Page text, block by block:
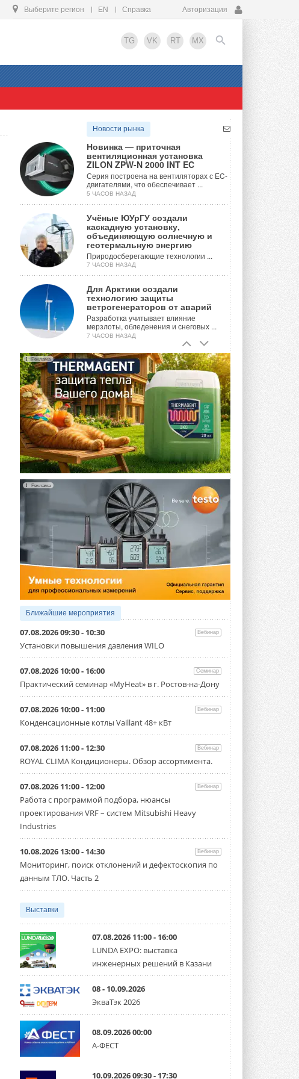
Выберите регион EN Справка Авторизация
TG VK RT MX
EN
Новости рынка
Новинка — приточная
вентиляционная установка
ZILON ZPW-N 2000 INT EC
Серия построена на вентиляторах с EC-
двигателями, что обеспечивает ...
5 ЧАСОВ НАЗАД
Учёные ЮУрГУ создали
каскадную установку,
объединяющую солнечную и
геотермальную энергию
Природосберегающие технологии ...
7 ЧАСОВ НАЗАД
Для Арктики создали
технологию защиты
ветрогенераторов от аварий
Разработка учитывает влияние
мерзлоты, обледенения и снеговых ...
7 ЧАСОВ НАЗАД
Гибридный тепловой насос PV/T
с одним общим испарителем
Исследователи предложили
конструкцию двухисточникового ...
ВЧЕРА
21-й ежегодный форум
«ЦОД-2026»
Мероприятие пройдет 2-3 сентября в
отеле Radisson Slavyanskaya. Форум
посетит более двух тысяч участников ...
ВЧЕРА
Китайская Shenling представила
линейку тепловых насосов
«воздух-вода» на R290
Серия ThermaX R290 All-In-One
включает три модели ...
4 АВГУСТА 2026
Тепловые насосы в связке с
солнечной генерацией и
накопителем снижают
потребление на 60%
Исследователи из Италии установили ...
4 АВГУСТА 2026
«РУСКЛИМАТ Fest 2026» в Уфе
собрал свыше 700 профи
климатической отрасли
Организатором выступил торгово-
производственный холдинг ...
3 АВГУСТА 2026
«Датарк» испытал модульный
ЦОД с плотностью 54 кВт на
стойку
Испытания прошли на собственной
производственной площадке и были ...
3 АВГУСТА 2026
Samsung выпускает VRF-
систему DVM на R32
Линейка включает семь типоразмеров
производительностью от 22,4 до 56 кВт.
«СиСофт Девелопмент» подвел
итоги конкурса студенческих
проектов «ТИМ-лидеры 2026»
«Русклимат» укрепляет
партнёрство за Уралом
Президент Омского землячества в
Москве Михаил Тимошенко посетил
Омск с трёхдневным рабочим визитом ...
31 ИЮЛЯ 2026
Carrier модернизирует
флагманский чиллер AquaEdge
19XR
Чиллер получил новую версию,
работающую на хладагенте R1234ze ...
31 ИЮЛЯ 2026
Mitsubishi расширяет
Реклама
Реклама
Ближайшие мероприятия
07.08.2026 09:30 - 10:30 Вебинар
Установки повышения давления WILO
07.08.2026 10:00 - 16:00 Семинар
Практический семинар «MyHeat» в г. Ростов-на-Дону
07.08.2026 10:00 - 11:00 Вебинар
Конденсационные котлы Vaillant 48+ кВт
07.08.2026 11:00 - 12:30 Вебинар
ROYAL CLIMA Кондиционеры. Обзор ассортимента.
07.08.2026 11:00 - 12:00 Вебинар
Работа с программой подбора, нюансы
проектирования VRF – систем Mitsubishi Heavy
Industries
10.08.2026 13:00 - 14:30 Вебинар
Мониторинг, поиск отклонений и дефектоскопия по
данным ТЛО. Часть 2
Выставки
07.08.2026 11:00 - 16:00
LUNDA EXPO: выставка
инженерных решений в Казани
08 - 10.09.2026
ЭкваТэк 2026
08.09.2026 00:00
А-ФЕСТ
10.09.2026 09:30 - 17:30